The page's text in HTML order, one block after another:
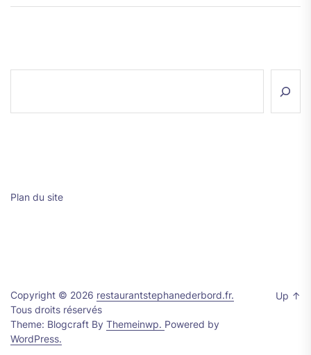
Plan du site
Copyright © 2026 restaurantstephanederbord.fr.
Tous droits réservés
Theme: Blogcraft By Themeinwp. Powered by
WordPress.
Up ↑